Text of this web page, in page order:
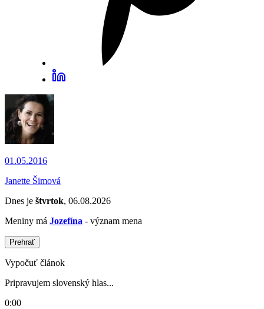
01.05.2016
Janette Šimová
Dnes je štvrtok, 06.08.2026
Meniny má Jozefína - význam mena
Prehrať
Vypočuť článok
Pripravujem slovenský hlas...
0:00